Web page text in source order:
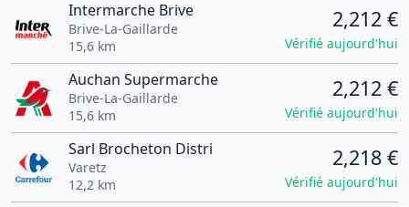
Intermarche Brive
Brive-La-Gaillarde
15,6 km
2,212 €
Vérifié aujourd'hui
Auchan Supermarche
Brive-La-Gaillarde
15,6 km
2,212 €
Vérifié aujourd'hui
Sarl Brocheton Distri
Varetz
12,2 km
2,218 €
Vérifié aujourd'hui